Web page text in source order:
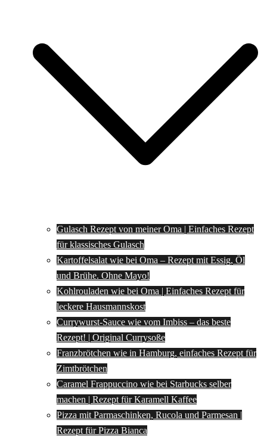
Gulasch Rezept von meiner Oma | Einfaches Rezept
für klassisches Gulasch
Kartoffelsalat wie bei Oma – Rezept mit Essig, Öl
und Brühe. Ohne Mayo!
Kohlrouladen wie bei Oma | Einfaches Rezept für
leckere Hausmannskost
Currywurst-Sauce wie vom Imbiss – das beste
Rezept! | Original Currysoße
Franzbrötchen wie in Hamburg, einfaches Rezept für
Zimtbrötchen
Caramel Frappuccino wie bei Starbucks selber
machen | Rezept für Karamell Kaffee
Pizza mit Parmaschinken, Rucola und Parmesan |
Rezept für Pizza Bianca